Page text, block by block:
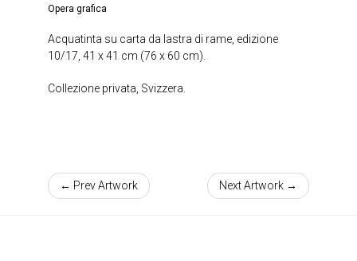
Opera grafica
Acquatinta su carta da lastra di rame, edizione
10/17, 41 x 41 cm (76 x 60 cm).
Collezione privata, Svizzera.
← Prev Artwork Next Artwork →